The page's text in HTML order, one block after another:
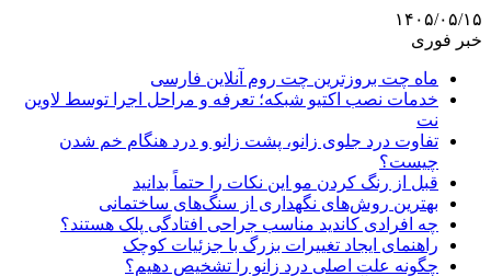
۱۴۰۵/۰۵/۱۵
خبر فوری
ماه چت بروزترین چت روم آنلاین فارسی
خدمات نصب اکتیو شبکه؛ تعرفه و مراحل اجرا توسط لاوین
نت
تفاوت درد جلوی زانو، پشت زانو و درد هنگام خم شدن
چیست؟
قبل از رنگ کردن مو این نکات را حتماً بدانید
بهترین روش‌های نگهداری از سنگ‌های ساختمانی
چه افرادی کاندید مناسب جراحی افتادگی پلک هستند؟
راهنمای ایجاد تغییرات بزرگ با جزئیات کوچک
چگونه علت اصلی درد زانو را تشخیص دهیم؟